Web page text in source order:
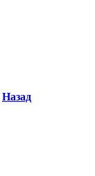
Назад